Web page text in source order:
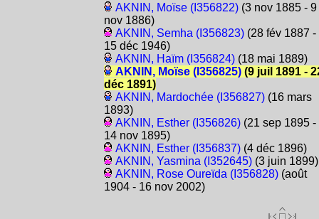
AKNIN, Moïse (I356822)(3 nov 1885 - 9
nov 1886)
AKNIN, Semha (I356823)(28 fév 1887 -
15 déc 1946)
AKNIN, Haïm (I356824)(18 mai 1889)
AKNIN, Moïse (I356825)(9 juil 1891 -
déc 1891)
AKNIN, Mardochée (I356827)(16 mars
1893)
AKNIN, Esther (I356826)(21 sep 1895 -
14 nov 1895)
AKNIN, Esther (I356837)(4 déc 1896)
AKNIN, Yasmina (I352645)(3 juin 1899)
AKNIN, Rose Oureïda (I356828)(août
1904 - 16 nov 2002)